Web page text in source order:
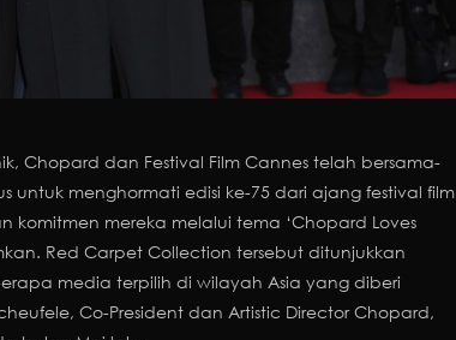
Chopard dan Festival Film Cannes telah bersama-
untuk menghormati edisi ke-75 dari ajang festival film
mereka melalui tema ‘Chopard Loves
Red Carpet Collection tersebut ditunjukkan
media terpilih di wilayah Asia yang diberi
Co-President dan Artistic Director Chopard,